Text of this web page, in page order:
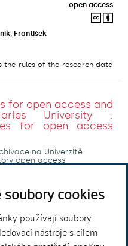
cookies
používají soubory
nástroje s cílem
open access
František
the rules of the research data
for open access and
University :
for open access
na Univerzitě
open access
knihovna